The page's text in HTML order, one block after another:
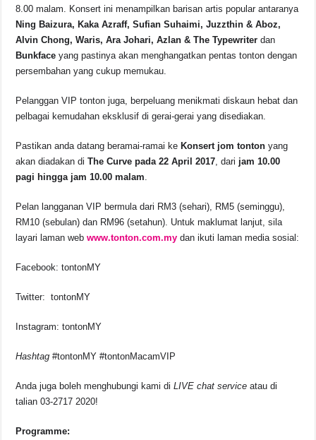
8.00 malam. Konsert ini menampilkan barisan artis popular antaranya
Ning Baizura, Kaka Azraff, Sufian Suhaimi, Juzzthin & Aboz,
Alvin Chong, Waris, Ara Johari, Azlan & The Typewriterdan
Bunkfaceyang pastinya akan menghangatkan pentas tonton dengan
persembahan yang cukup memukau.
Pelanggan VIP tonton juga, berpeluang menikmati diskaun hebat dan
pelbagai kemudahan eksklusif di gerai-gerai yang disediakan.
Pastikan anda datang beramai-ramai ke Konsert jom tonton yang
akan diadakan diThe Curve pada 22 April 2017, dari jam 10.00
pagi hingga jam 10.00 malam.
Pelan langganan VIP bermula dari RM3 (sehari), RM5 (seminggu),
RM10 (sebulan) dan RM96 (setahun). Untuk maklumat lanjut, sila
layari laman webwww.tonton.com.my dan ikuti laman media sosial:
Facebook: tontonMY
Twitter: tontonMY
Instagram: tontonMY
Hashtag #tontonMY #tontonMacamVIP
Anda juga boleh menghubungi kami diLIVE chat service atau di
talian 03-2717 2020!
Programme: